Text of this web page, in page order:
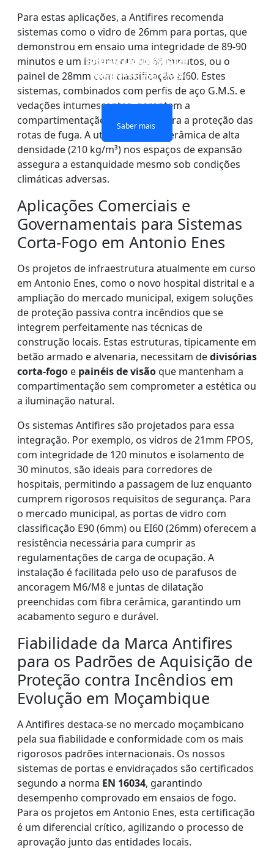
VIDRO DE CAMADA
ÚNICA CONTRA FOGO
VIDRO DE CAMADAS
DUPLAS À PROVA DE
FOGO
Saber mais
JANELAS E PORTAS DE
VIDRO À PROVA DE
FOGO
Saber mais
PAREDE DIVISÓRIA DE
VIDRO À PROVA DE
FOGO
Saber mais
Para estas aplicações, a Antifires recomenda
sistemas como o vidro de 26mm para portas, que
demonstrou em ensaio uma integridade de 89-90
minutos e um isolamento de 68 minutos, ou o
painel de 28mm com classificação EI60. Estes
sistemas, combinados com perfis de aço G.M.S. e
vedações intumescentes, garantem a
compartimentação necessária para a proteção das
rotas de fuga. A utilização de lã cerâmica de alta
densidade (210 kg/m³) nos espaços de expansão
assegura a estanquidade mesmo sob condições
climáticas adversas.
Aplicações Comerciais e
Governamentais para Sistemas
Corta-Fogo em Antonio Enes
Os projetos de infraestrutura atualmente em curso
em Antonio Enes, como o novo hospital distrital e a
ampliação do mercado municipal, exigem soluções
de proteção passiva contra incêndios que se
integrem perfeitamente nas técnicas de
construção locais. Estas estruturas, tipicamente em
betão armado e alvenaria, necessitam dedivisórias
corta-fogo e painéis de visãoque mantenham a
compartimentação sem comprometer a estética ou
a iluminação natural.
Os sistemas Antifires são projetados para essa
integração. Por exemplo, os vidros de 21mm FPOS,
com integridade de 120 minutos e isolamento de
30 minutos, são ideais para corredores de
hospitais, permitindo a passagem de luz enquanto
cumprem rigorosos requisitos de segurança. Para
o mercado municipal, as portas de vidro com
classificação E90 (6mm) ou EI60 (26mm) oferecem a
resistência necessária para cumprir as
regulamentações de carga de ocupação. A
instalação é facilitada pelo uso de parafusos de
ancoragem M6/M8 e juntas de dilatação
preenchidas com fibra cerâmica, garantindo um
acabamento seguro e durável.
Fiabilidade da Marca Antifires
para os Padrões de Aquisição de
Proteção contra Incêndios em
Evolução em Moçambique
A Antifires destaca-se no mercado moçambicano
pela sua fiabilidade e conformidade com os mais
rigorosos padrões internacionais. Os nossos
sistemas de portas e envidraçados são certificados
segundo a norma EN 16034, garantindo
desempenho comprovado em ensaios de fogo.
Para os projetos em Antonio Enes, esta certificação
é um diferencial crítico, agilizando o processo de
aprovação junto das entidades locais.